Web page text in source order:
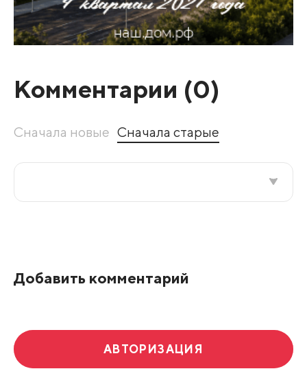
Комментарии (0)
Сначала новые Сначала старые
Добавить комментарий
АВТОРИЗАЦИЯ